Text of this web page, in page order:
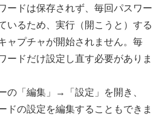
ードは保存されず、毎回パスワー
いるため、実行（開こうと）する
ャプチャが開始されません。毎
ードだけ設定し直す必要がありま
の「編集」→「設定」を開き、
ドの設定を編集することもできま